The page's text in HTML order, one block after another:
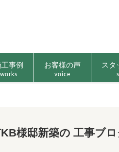
事例
works
お客様の声
voice
スタ
様邸新築の 工事ブ